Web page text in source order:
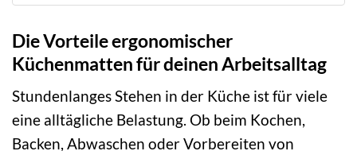
Die Vorteile ergonomischer
Küchenmatten für deinen Arbeitsalltag
Stundenlanges Stehen in der Küche ist für viele
eine alltägliche Belastung. Ob beim Kochen,
Backen, Abwaschen oder Vorbereiten von